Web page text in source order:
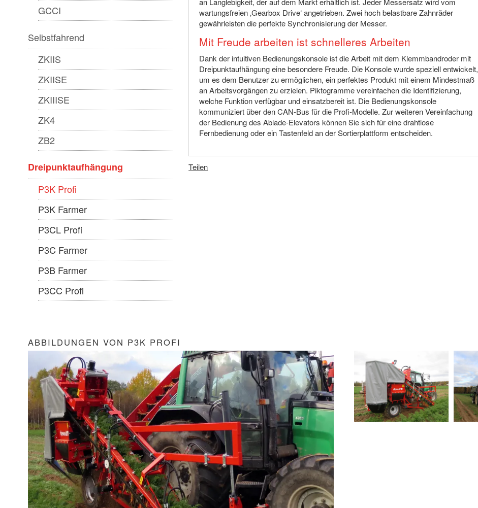
GCCI
Selbstfahrend
ZKIIS
ZKIISE
ZKIIISE
ZK4
ZB2
Dreipunktaufhängung
P3K Profi
P3K Farmer
P3CL Profi
P3C Farmer
P3B Farmer
P3CC Profi
wartungsfreien ‚Gearbox Drive‘ angetrieben. Zwei hoch belastbare Zahnräder
gewährleisten die perfekte Synchronisierung der Messer.
Mit Freude arbeiten ist schnelleres Arbeiten
Dank der intuitiven Bedienungskonsole ist die Arbeit mit dem Klemmbandroder mit
Dreipunktaufhängung eine besondere Freude. Die Konsole wurde speziell entwickelt,
um es dem Benutzer zu ermöglichen, ein perfektes Produkt mit einem Mindestmaß
an Arbeitsvorgängen zu erzielen. Piktogramme vereinfachen die Identifizierung,
welche Funktion verfügbar und einsatzbereit ist. Die Bedienungskonsole
kommuniziert über den CAN-Bus für die Profi-Modelle. Zur weiteren Vereinfachung
der Bedienung des Ablade-Elevators können Sie sich für eine drahtlose
Fernbedienung oder ein Tastenfeld an der Sortierplattform entscheiden.
Teilen
ABBILDUNGEN VON P3K PROFI